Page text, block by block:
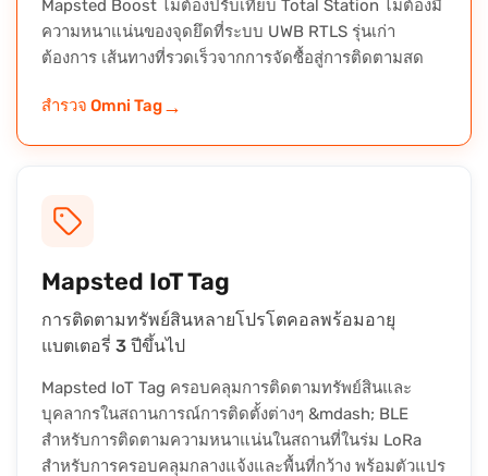
Mapsted Boost ไม่ต้องปรับเทียบ Total Station ไม่ต้องมี
ความหนาแน่นของจุดยึดที่ระบบ UWB RTLS รุ่นเก่า
ต้องการ เส้นทางที่รวดเร็วจากการจัดซื้อสู่การติดตามสด
สำรวจ Omni Tag→
Mapsted IoT Tag
การติดตามทรัพย์สินหลายโปรโตคอลพร้อมอายุ
แบตเตอรี่ 3 ปีขึ้นไป
Mapsted IoT Tag ครอบคลุมการติดตามทรัพย์สินและ
บุคลากรในสถานการณ์การติดตั้งต่างๆ &mdash; BLE
สำหรับการติดตามความหนาแน่นในสถานที่ในร่ม LoRa
สำหรับการครอบคลุมกลางแจ้งและพื้นที่กว้าง พร้อมตัวแปร